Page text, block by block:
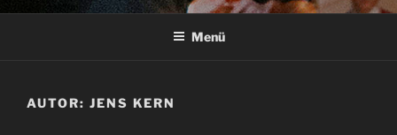
Menü
AUTOR: JENS KERN